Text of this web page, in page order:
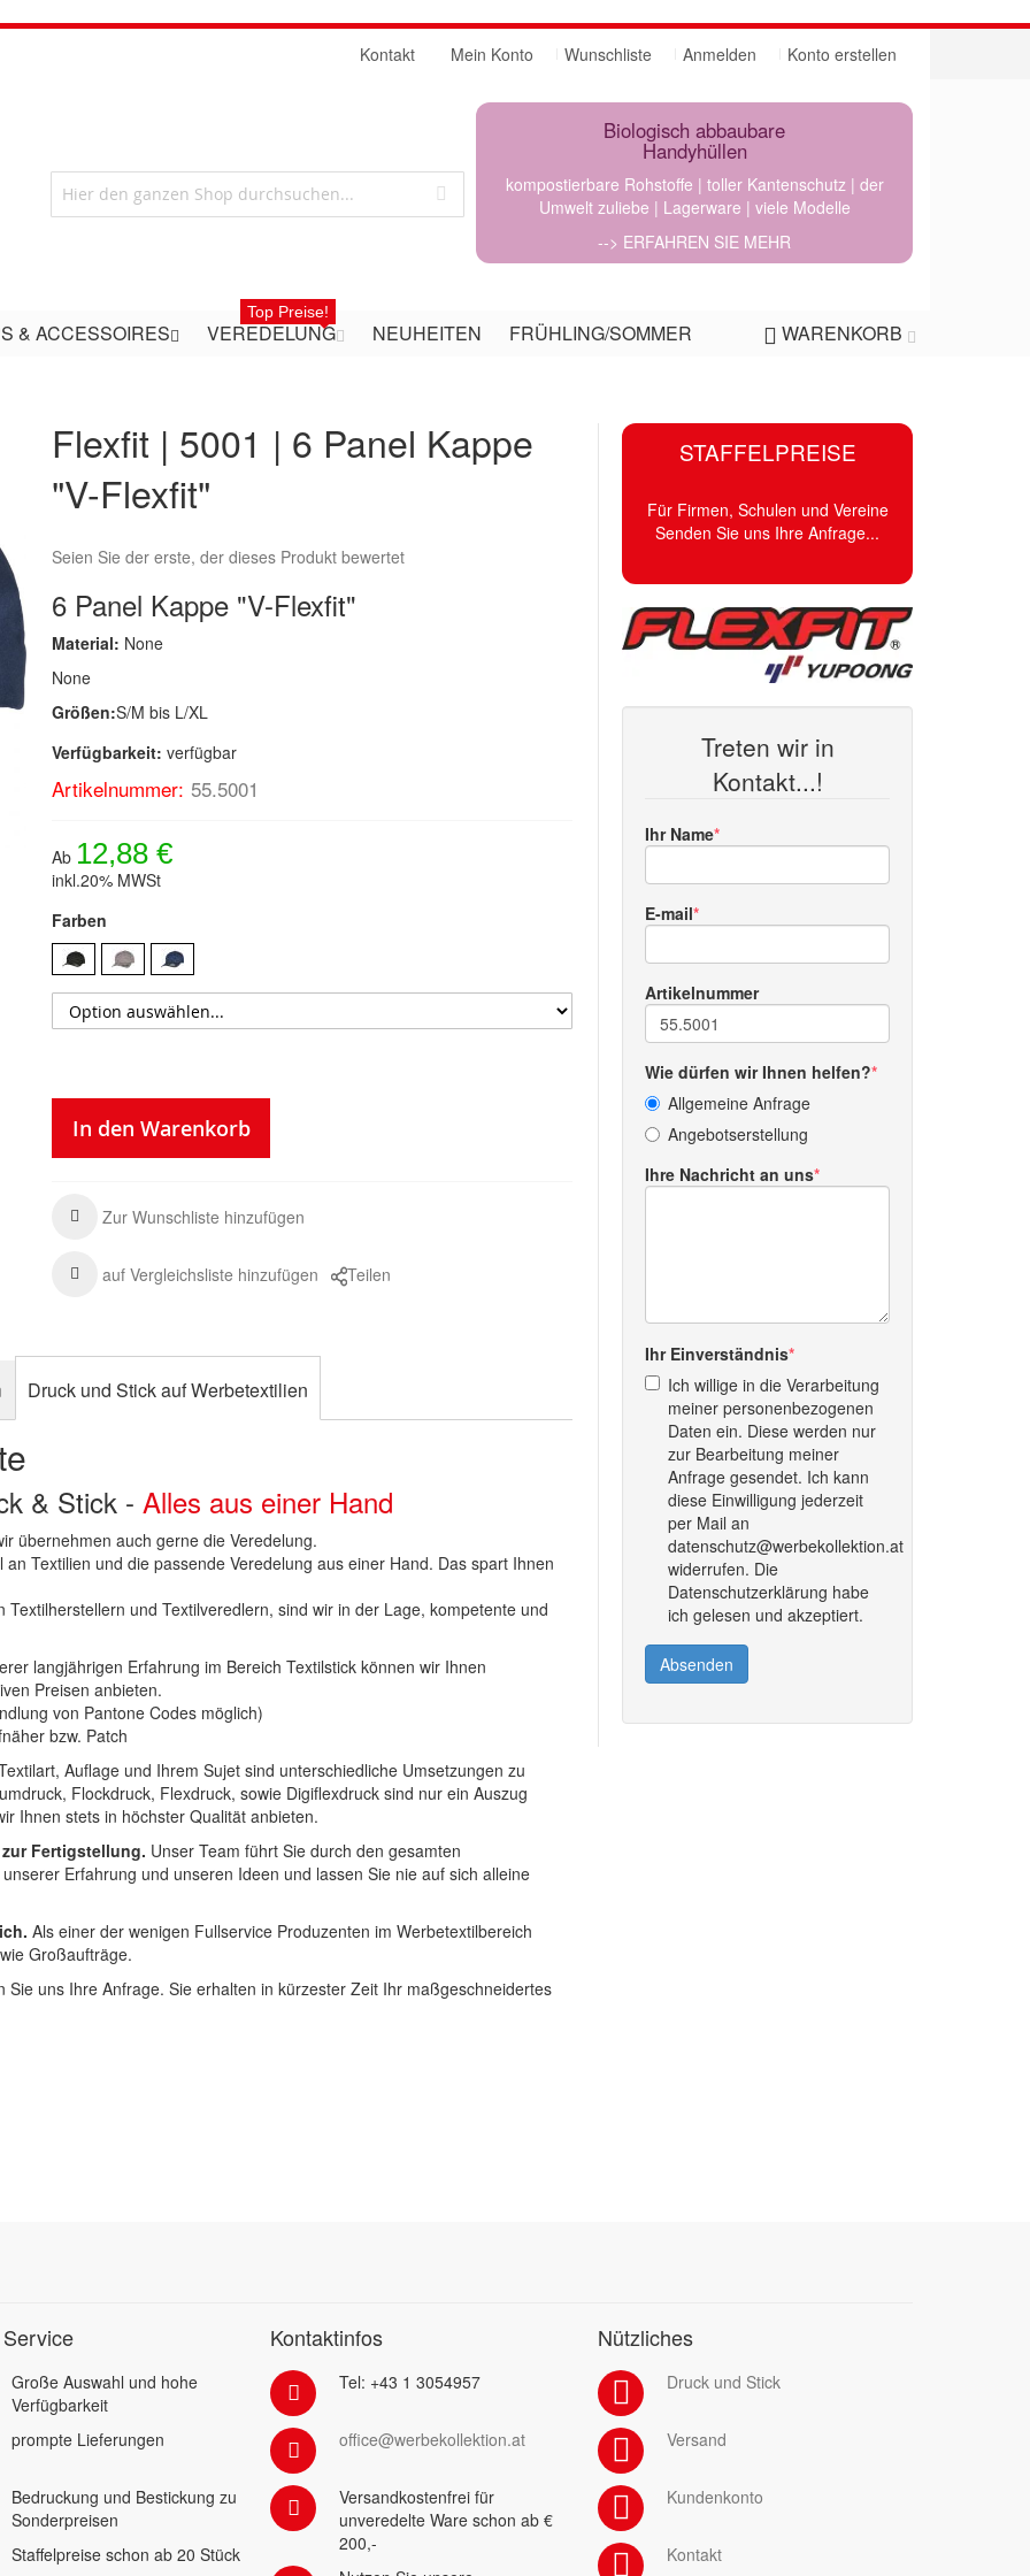
Mein Konto Wunschliste Anmelden Konto erstellen
Kontakt
Biologisch abbaubare
Handyhüllen
kompostierbare Rohstoffe | toller Kantenschutz | der
Umwelt zuliebe | Lagerware | viele Modelle
--> ERFAHREN SIE MEHR
WARENKORB
& ACCESSOIRES VEREDELUNG
Top Preise!
NEUHEITEN FRÜHLING/SOMMER
Flexfit | 5001 | 6 Panel Kappe
"V-Flexfit"
Seien Sie der erste, der dieses Produkt bewertet
6 Panel Kappe "V-Flexfit"
Material: None
None
Größen:S/M bis L/XL
Verfügbarkeit: verfügbar
Artikelnummer: 55.5001
Ab 12,88 €
inkl.20% MWSt
Farben
In den Warenkorb
Zur Wunschliste hinzufügen
auf Vergleichsliste hinzufügen Teilen
STAFFELPREISE
Für Firmen, Schulen und Vereine
Senden Sie uns Ihre Anfrage...
Treten wir in
Kontakt...!
Ihr Name
E-mail
Artikelnummer
Wie dürfen wir Ihnen helfen?
Allgemeine Anfrage
Angebotserstellung
Ihre Nachricht an uns
Ihr Einverständnis
Ich willige in die Verarbeitung
meiner personenbezogenen
Daten ein. Diese werden nur
zur Bearbeitung meiner
Anfrage gesendet. Ich kann
diese Einwilligung jederzeit
per Mail an
datenschutz@werbekollektion.at
widerrufen. Die
Datenschutzerklärung habe
ich gelesen und akzeptiert.
Absenden
Druck und Stick auf Werbetextilien
& Stick -Alles aus einer Hand
übernehmen auch gerne die Veredelung.
Textilien und die passende Veredelung aus einer Hand. Das spart Ihnen
und Textilveredlern, sind wir in der Lage, kompetente und
langjährigen Erfahrung im Bereich Textilstick können wir Ihnen
Preisen anbieten.
von Pantone Codes möglich)
bzw. Patch
Auflage und Ihrem Sujet sind unterschiedliche Umsetzungen zu
Flockdruck, Flexdruck, sowie Digiflexdruck sind nur ein Auszug
Ihnen stets in höchster Qualität anbieten.
Fertigstellung. Unser Team führt Sie durch den gesamten
Erfahrung und unseren Ideen und lassen Sie nie auf sich alleine
Als einer der wenigen Fullservice Produzenten im Werbetextilbereich
Großaufträge.
uns Ihre Anfrage. Sie erhalten in kürzester Zeit Ihr maßgeschneidertes
Große Auswahl und hohe
Verfügbarkeit
prompte Lieferungen
Bedruckung und Bestickung zu
Sonderpreisen
Staffelpreise schon ab 20 Stück
Kontaktinfos
Tel: +43 1 3054957
office@werbekollektion.at
Versandkostenfrei für
unveredelte Ware schon ab €
200,-
Nützliches
Druck und Stick
Versand
Kundenkonto
Kontakt